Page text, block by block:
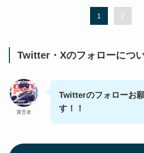
1 2
Twitter・Xのフォローにつ
運営者
Twitterのフォローお
す！！